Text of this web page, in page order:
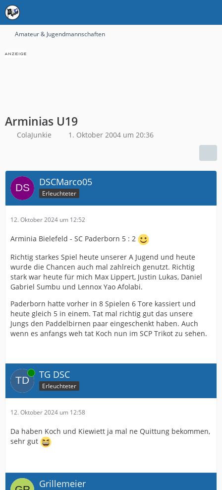
Amateur & Jugendmannschaften
Arminias U19
ColaJunkie 1. Oktober 2004 um 20:36
DSCMarco05
Erleuchteter
12. Oktober 2024 um 12:52
Arminia Bielefeld - SC Paderborn 5 : 2
Richtig starkes Spiel heute unserer A Jugend und heute
wurde die Chancen auch mal zahlreich genutzt. Richtig
stark war heute für mich Max Lippert, Justin Lukas, Daniel
Gabriel Sumbu und Lennox Yao Afolabi.
Paderborn hatte vorher in 8 Spielen 6 Tore kassiert und
heute gleich 5 in einem. Tat mal richtig gut das unsere
Jungs den Paddelbirnen paar eingeschenkt haben. Auch
wenn es anfangs weh tat Koch nun im SCP Trikot zu sehen.
Online TG DSC
Erleuchteter
12. Oktober 2024 um 12:58
Da haben Koch und Kiewiett ja mal ne Quittung bekommen,
sehr gut
Grillemeier